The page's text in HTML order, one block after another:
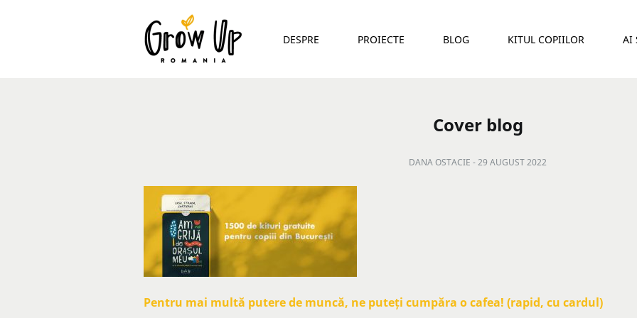
DESPRE PROIECTE BLOG KITUL COPIILOR AI
Cover blog
DANA OSTACIE -29 AUGUST 2022
Pentru mai multă putere de muncă, ne puteți cumpăra o cafea! (rapid, cu cardul)